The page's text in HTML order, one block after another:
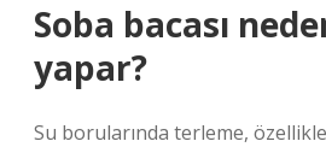
Soba bacası
yapar?
Su borularında terleme,